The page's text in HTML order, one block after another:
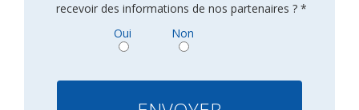
recevoir des informations de nos partenaires ? *
Oui
Non